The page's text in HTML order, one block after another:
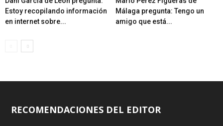
Estoy recopilando información
en internet sobre...
Málaga pregunta: Tengo un
amigo que está...
RECOMENDACIONES DEL EDITOR